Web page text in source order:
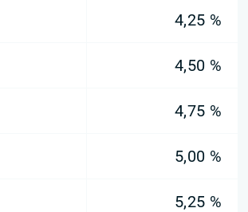
4,25 %
4,50 %
4,75 %
5,00 %
5,25 %